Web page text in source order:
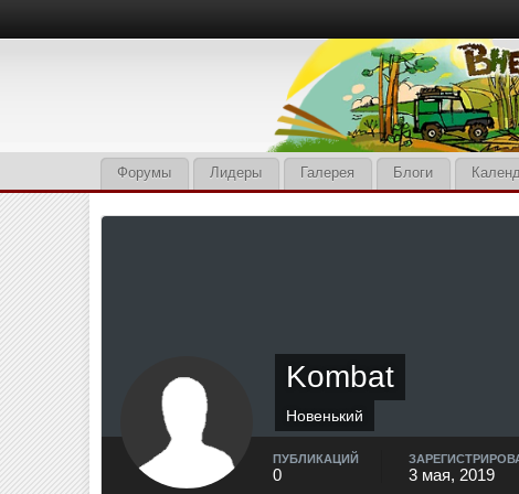
Форумы Лидеры Галерея Блоги
Kombat
Новенький
ПУБЛИКАЦИЙ
0 3 мая, 2019